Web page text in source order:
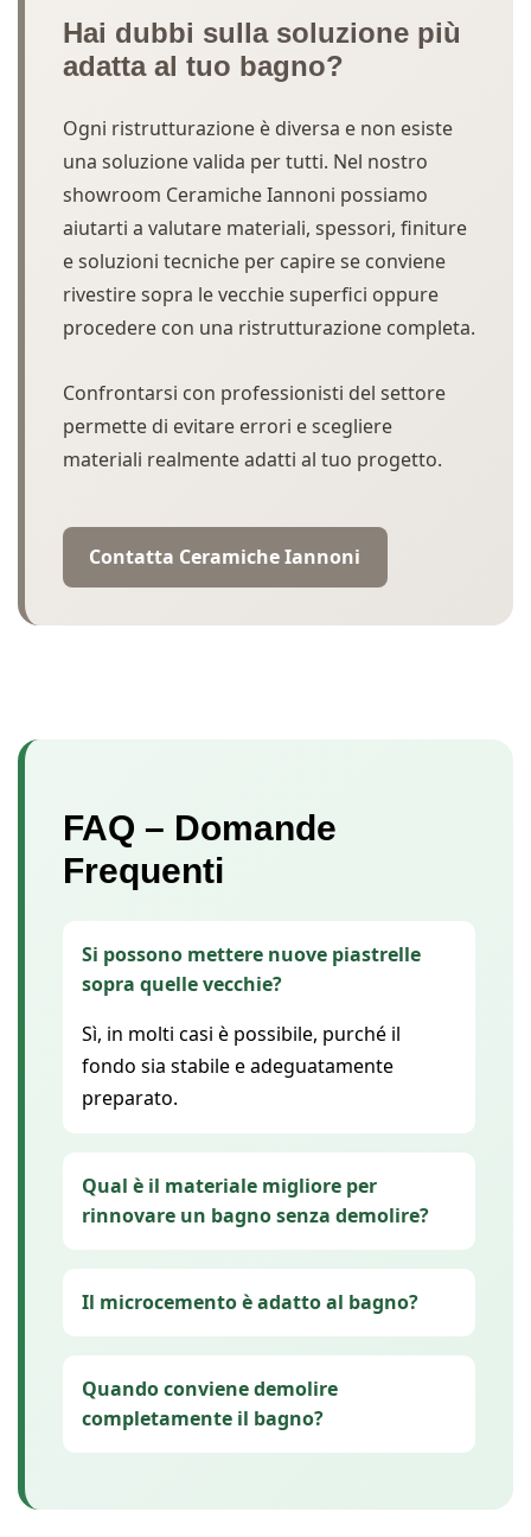
Hai dubbi sulla soluzione più
adatta al tuo bagno?
Ogni ristrutturazione è diversa e non esiste
una soluzione valida per tutti. Nel nostro
showroom Ceramiche Iannoni possiamo
aiutarti a valutare materiali, spessori, finiture
e soluzioni tecniche per capire se conviene
rivestire sopra le vecchie superfici oppure
procedere con una ristrutturazione completa.
Confrontarsi con professionisti del settore
permette di evitare errori e scegliere
materiali realmente adatti al tuo progetto.
Contatta Ceramiche Iannoni
FAQ – Domande
Frequenti
Si possono mettere nuove piastrelle
sopra quelle vecchie?
Sì, in molti casi è possibile, purché il
fondo sia stabile e adeguatamente
preparato.
Qual è il materiale migliore per
rinnovare un bagno senza demolire?
Il microcemento è adatto al bagno?
Quando conviene demolire
completamente il bagno?